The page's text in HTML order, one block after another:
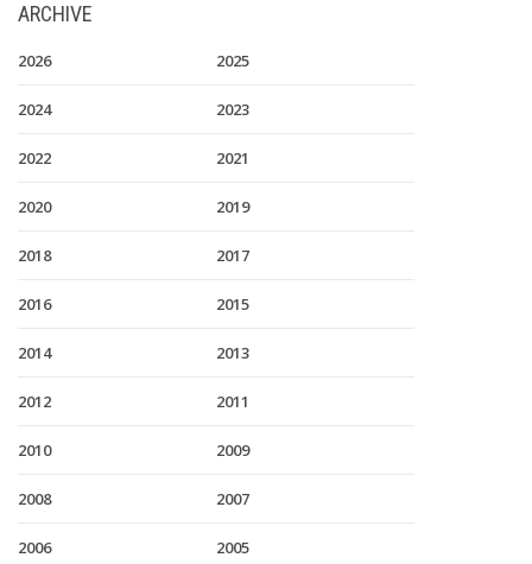
ARCHIVE
2026 2025
2024 2023
2022 2021
2020 2019
2018 2017
2016 2015
2014 2013
2012 2011
2010 2009
2008 2007
2006 2005